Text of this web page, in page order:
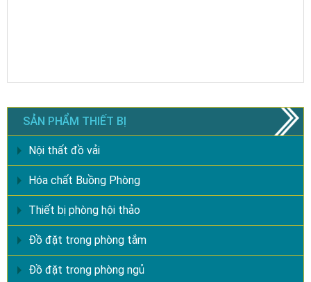
SẢN PHẨM THIẾT BỊ
Nội thất đồ vải
Hóa chất Buồng Phòng
Thiết bị phòng hội thảo
Đồ đặt trong phòng tắm
Đồ đặt trong phòng ngủ